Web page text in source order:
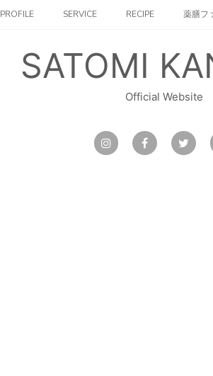
PROFILE SERVICE RECIPE 薬膳フ
SATOMI
Official Website